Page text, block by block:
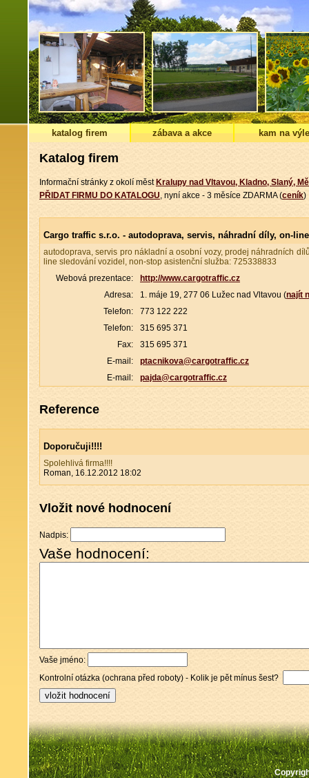
katalog firem zábava a akce kam na
Katalog firem
Informační stránky z okolí měst Kralupy nad Vltavou, Kladno, Slaný,
PŘIDAT FIRMU DO KATALOGU, nyní akce - 3 měsíce ZDARMA (ceník)
Cargo traffic s.r.o. - autodoprava, servis, náhradní díly, on-
autodoprava, servis pro nákladní a osobní vozy, prodej náhradních
line sledování vozidel, non-stop asistenční služba: 725338833
Webová prezentace:
http://www.cargotraffic.cz
Adresa:
1. máje 19, 277 06 Lužec nad Vltavou (najít
Telefon:
773 122 222
Telefon:
315 695 371
Fax:
315 695 371
E-mail:
ptacnikova@cargotraffic.cz
E-mail:
pajda@cargotraffic.cz
Reference
Doporučuji!!!!
Spolehlivá firma!!!!
Roman, 16.12.2012 18:02
Vložit nové hodnocení
Nadpis:
Vaše hodnocení:
Vaše jméno:
Kontrolní otázka (ochrana před roboty) - Kolik je pět mínus šest?